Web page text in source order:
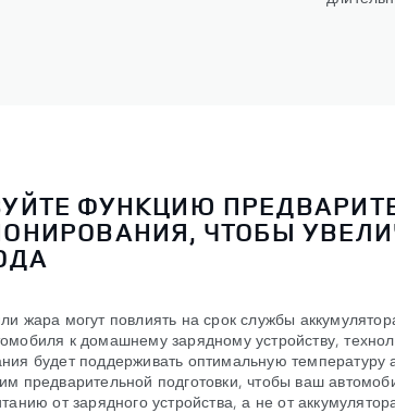
ФУНКЦИЮ
ЧТОБЫ
жара могут повлиять на срок службы
к домашнему зарядному устройству,
будет поддерживать оптимальную температуру
предварительной подготовки, чтобы ваш
от зарядного устройства, а не от